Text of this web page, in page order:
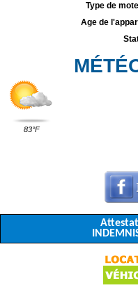
Type de
Age de
83°F